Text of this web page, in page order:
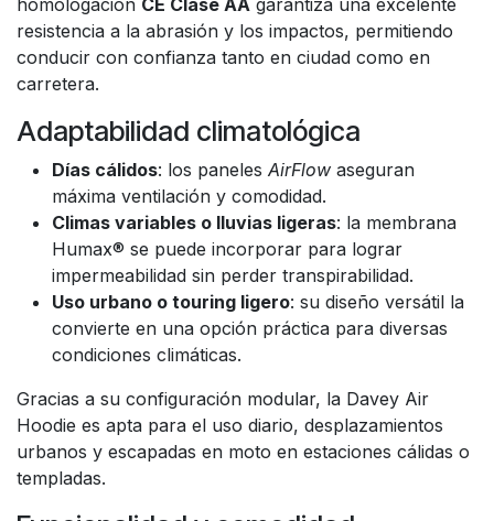
homologación CE Clase AA garantiza una excelente
resistencia a la abrasión y los impactos, permitiendo
conducir con confianza tanto en ciudad como en
carretera.
Adaptabilidad climatológica
Días cálidos: los paneles AirFlow aseguran
máxima ventilación y comodidad.
Climas variables o lluvias ligeras: la membrana
Humax® se puede incorporar para lograr
impermeabilidad sin perder transpirabilidad.
Uso urbano o touring ligero: su diseño versátil la
convierte en una opción práctica para diversas
condiciones climáticas.
Gracias a su configuración modular, la Davey Air
Hoodie es apta para el uso diario, desplazamientos
urbanos y escapadas en moto en estaciones cálidas o
templadas.